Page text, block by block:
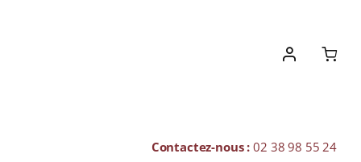
Contactez-nous :02 38 98 55 24